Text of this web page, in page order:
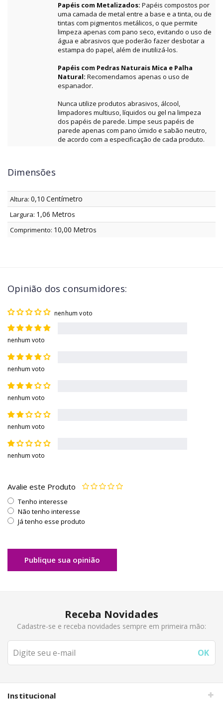
Papéis com Metalizados: Papéis compostos por
uma camada de metal entre a base e a tinta, ou de
tintas com pigmentos metálicos, o que permite
limpeza apenas com pano seco, evitando o uso de
água e abrasivos que poderão fazer desbotar a
estampa do papel, além de inutilizá-los.
Papéis com Pedras Naturais Mica e Palha
Natural: Recomendamos apenas o uso de
espanador.
Nunca utilize produtos abrasivos, álcool,
limpadores multiuso, líquidos ou gel na limpeza
dos papéis de parede. Limpe seus papéis de
parede apenas com pano úmido e sabão neutro,
de acordo com a especificação de cada produto.
Dimensões
Altura: 0,10 Centímetro
Largura: 1,06 Metros
Comprimento: 10,00 Metros
Opinião dos consumidores:
nenhum voto
nenhum voto
nenhum voto
nenhum voto
nenhum voto
nenhum voto
Avalie este Produto
Tenho interesse
Não tenho interesse
Já tenho esse produto
Publique sua opinião
Receba Novidades
Cadastre-se e receba novidades sempre em primeira mão:
Institucional